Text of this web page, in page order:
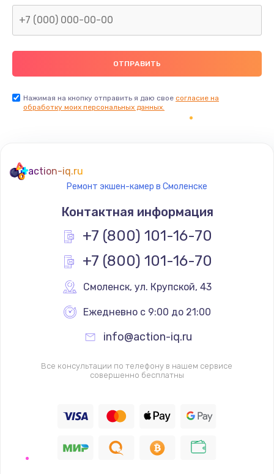
1200 руб.
Заказать
Замена тачпада
1330 руб.
Заказать
Замена контроллера питания
Замена южного моста
2600 руб.
Заказать
990 руб.
Нажимая на кнопку отправить я даю свое согласие на
обработку моих персональных данных.
action-iq.ru
Ремонт экшен-камер в Смоленске
Контактная информация
+7 (800) 101-16-70
+7 (800) 101-16-70
Смоленск, ул. Крупской, 43
Ежедневно с 9:00 до 21:00
info@action-iq.ru
Все консультации по телефону в нашем сервисе
совершенно бесплатны